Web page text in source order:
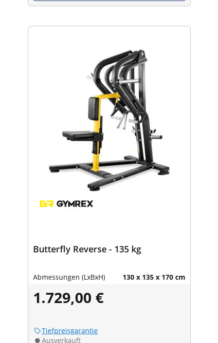
Butterfly Reverse - 135 kg
Abmessungen (LxBxH) 130 x 135 x 170 cm
1.729,00 €
Tiefpreisgarantie
Ausverkauft